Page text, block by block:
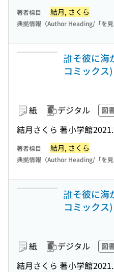
著者標目 結月, さくら
典拠情報（Author Heading/「を見
誰そ彼に海
コミックス)
紙 デジタル 図
結月さくら 著小学館
著者標目 結月, さくら
典拠情報（Author Heading/「を見
誰そ彼に海
コミックス)
紙 デジタル 図
結月さくら 著小学館